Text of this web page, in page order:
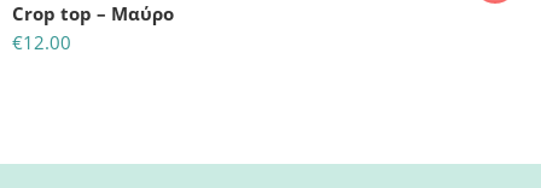
Crop top – Μαύρο
€12.00